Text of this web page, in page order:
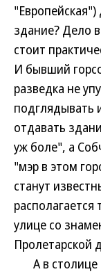
здание? Дело
стоит
И бывший
разведка не
подглядывать
отдавать
уж боле", а
"мэр в этом
станут
располагается
улице со
Пролетарской
А в столице